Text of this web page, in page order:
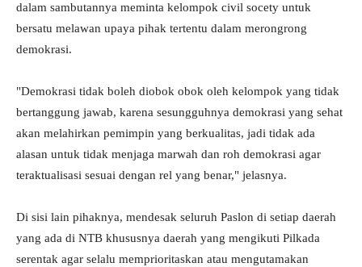
dalam sambutannya meminta kelompok civil socety untuk
bersatu melawan upaya pihak tertentu dalam merongrong
demokrasi.
"Demokrasi tidak boleh diobok obok oleh kelompok yang tidak
bertanggung jawab, karena sesungguhnya demokrasi yang sehat
akan melahirkan pemimpin yang berkualitas, jadi tidak ada
alasan untuk tidak menjaga marwah dan roh demokrasi agar
teraktualisasi sesuai dengan rel yang benar," jelasnya.
Di sisi lain pihaknya, mendesak seluruh Paslon di setiap daerah
yang ada di NTB khususnya daerah yang mengikuti Pilkada
serentak agar selalu memprioritaskan atau mengutamakan